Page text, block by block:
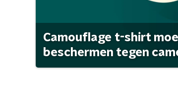
Camouflage t-shirt
beschermen tegen